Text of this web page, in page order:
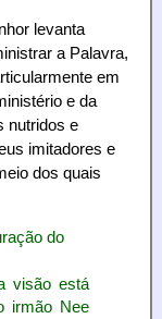
levanta
a Palavra,
em
e da
nutridos e
imitadores e
dos quais
do
visão está
irmão Nee